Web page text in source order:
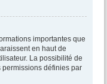
importantes que
en haut de
La possibilité de
définies par